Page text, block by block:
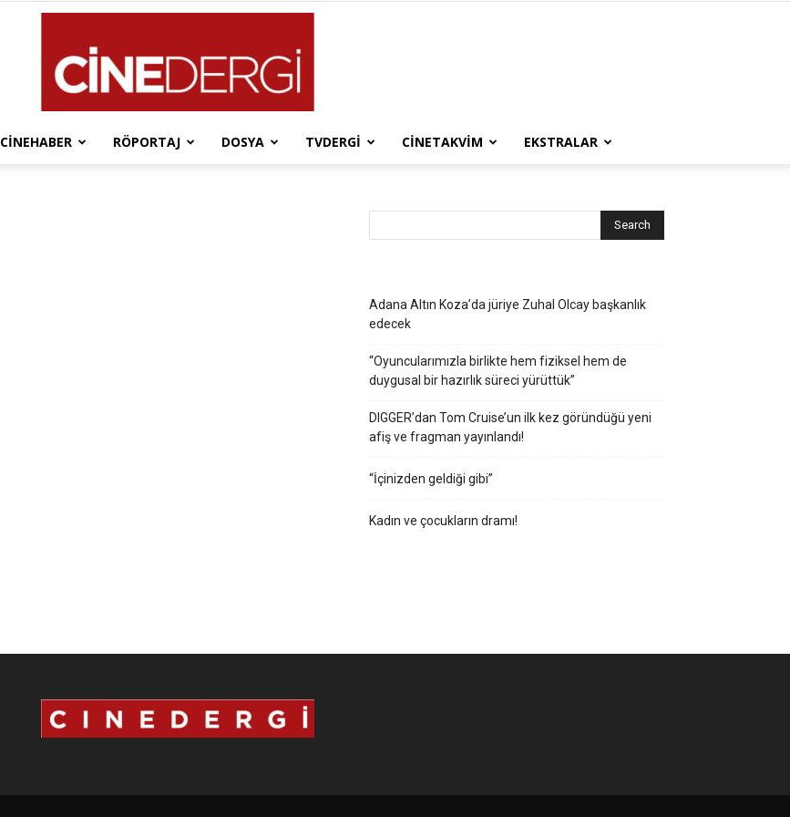
CINEHABER RÖPORTAJ DOSYA TVDERGI CINETAKVIM EKSTRALAR
Adana Altın Koza’da jüriye Zuhal Olcay başkanlık
edecek
“Oyuncularımızla birlikte hem fiziksel hem de
duygusal bir hazırlık süreci yürüttük”
DIGGER’dan Tom Cruise’un ilk kez göründüğü yeni
afiş ve fragman yayınlandı!
“İçinizden geldiği gibi”
Kadın ve çocukların dramı!